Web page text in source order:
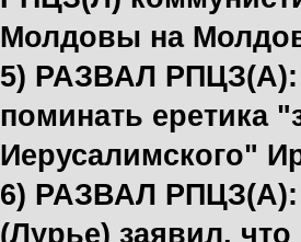
Молдовы на
5) РАЗВАЛ РПЦЗ(А):
поминать еретика
Иерусалимского"
6) РАЗВАЛ РПЦЗ(А):
(Лурье) заявил,